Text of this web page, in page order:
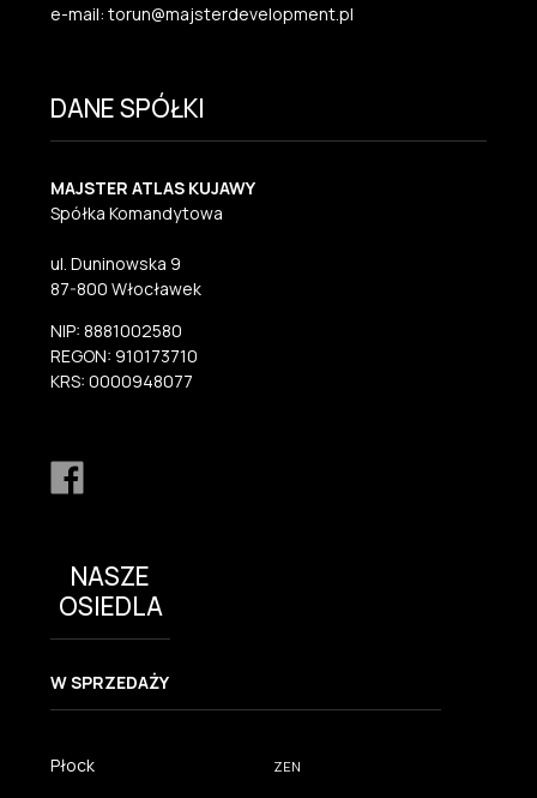
e-mail: torun@majsterdevelopment.pl
DANE SPÓŁKI
MAJSTER ATLAS KUJAWY
Spółka Komandytowa
ul. Duninowska 9
87-800 Włocławek
NIP: 8881002580
REGON: 910173710
KRS: 0000948077
NASZE
OSIEDLA
W SPRZEDAŻY
Płock ZEN